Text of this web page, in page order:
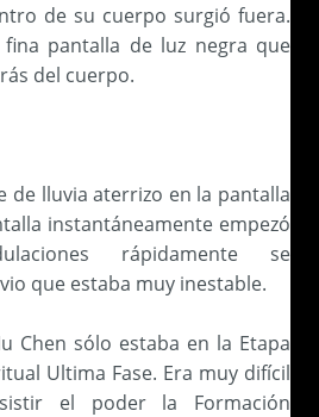
de su cuerpo surgió fuera.
pantalla de luz negra que
del cuerpo.
de lluvia aterrizo en la pantalla
instantáneamente empezó
rápidamente se
que estaba muy inestable.
Chen sólo estaba en la Etapa
Ultima Fase. Era muy difícil
el poder la Formación